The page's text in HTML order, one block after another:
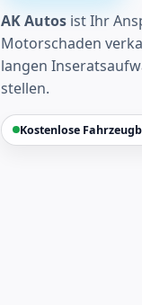
AK Autos ist Ihr
Motorschaden
langen
stellen.
Kostenlose